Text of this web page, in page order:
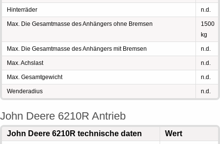
Hinterräder n.d.
Max. Die Gesamtmasse des Anhängers ohne Bremsen
1500
kg
Max. Die Gesamtmasse des Anhängers mit Bremsen n.d.
Max. Achslast n.d.
Max. Gesamtgewicht n.d.
Wenderadius n.d.
John Deere 6210R Antrieb
John Deere 6210R technische daten Wert